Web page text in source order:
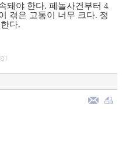
돼야 한다. 페놀사건부터 4
겪은 고통이 너무 크다. 정
다.